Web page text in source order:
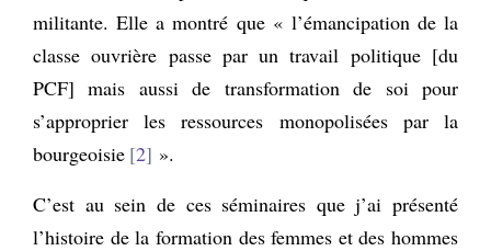
militante. Elle a montré que « l’émancipation de la
classe ouvrière passe par un travail politique [du
PCF] mais aussi de transformation de soi pour
s’approprier les ressources monopolisées par la
bourgeoisie 2 ».
C’est au sein de ces séminaires que j’ai présenté
l’histoire de la formation des femmes et des hommes